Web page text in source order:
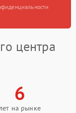
центра
6
на рынке